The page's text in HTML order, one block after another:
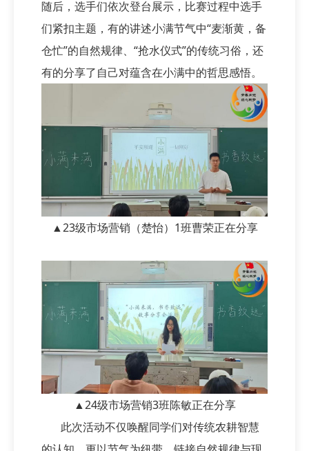
随后，选手们依次登台展示，比赛过程中选手
们紧扣主题，有的讲述小满节气中“麦渐黄，备
仓忙”的自然规律、“抢水仪式”的传统习俗，还
有的分享了自己对蕴含在小满中的哲思感悟。
▲23级市场营销（楚怡）1班曹荣正在分享
▲24级市场营销3班陈敏正在分享
此次活动不仅唤醒同学们对传统农耕智慧